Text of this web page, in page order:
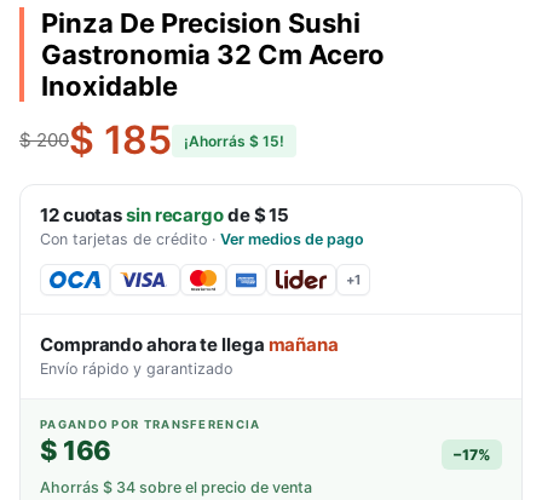
Pinza De Precision Sushi
Gastronomia 32 Cm Acero
Inoxidable
$ 200$ 185 ¡Ahorrás $ 15!
12cuotassin recargode$ 15
Con tarjetas de crédito · Ver medios de pago
+1
Comprando ahora te llega mañana
Envío rápido y garantizado
PAGANDO POR TRANSFERENCIA
$ 166 −17%
Ahorrás $ 34 sobre el precio de venta